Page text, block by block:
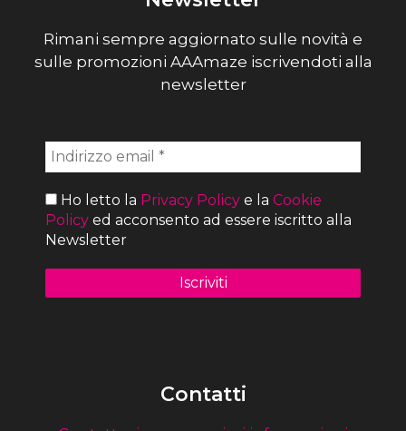
Rimani sempre aggiornato sulle novità e
sulle promozioni AAAmaze iscrivendoti alla
newsletter
Ho letto la Privacy Policy e la Cookie
Policy ed acconsento ad essere iscritto alla
Newsletter
Contatti